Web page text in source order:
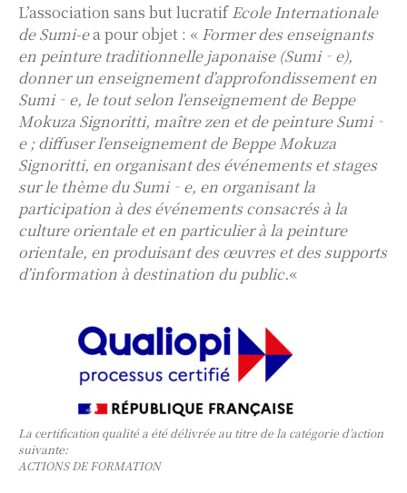
L’association sans but lucratifEcole Internationale
de Sumi-ea pour objet : « Former des enseignants
en peinture traditionnelle japonaise (Sumi‐e),
donner un enseignement d’approfondissement en
Sumi‐e, le tout selon l’enseignement de Beppe
Mokuza Signoritti, maître zen et de peinture Sumi‐
e ; diffuser l’enseignement de Beppe Mokuza
Signoritti, en organisant des événements et stages
sur le thème du Sumi‐e, en organisant la
participation à des événements consacrés à la
culture orientale et en particulier à la peinture
orientale, en produisant des œuvres et des supports
d’information à destination du public.«
La certification qualité a été délivrée au titre de la catégorie d’action
suivante:
ACTIONS DE FORMATION